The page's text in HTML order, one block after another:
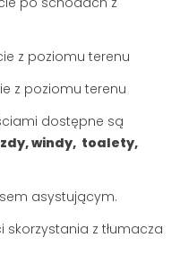
z poziomu terenu
z poziomu terenu
dostępne są
windy, toalety,
asystującym.
z tłumacza